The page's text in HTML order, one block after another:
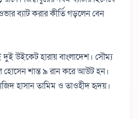
ব্যাট করার কীর্তি গড়লেন বেন
দুই উইকেট হারায় বাংলাদেশ। সৌম্য
শান্ত ৯ রান করে আউট হন।
হাসান তামিম ও তাওহীদ হৃদয়।